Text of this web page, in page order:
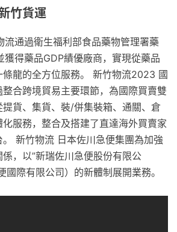
竹貨運
流通過衛生福利部食品藥物管理署藥
獲得藥品GDP績優廠商，實現從藥品
龍的全方位服務。 新竹物流2023 國
合跨境貿易主要環節，為國際買賣雙
貨、集貨、裝/併集裝箱、通關、倉
服務，整合及搭建了直達海外買賣家
新竹物流 日本佐川急便集團為加強
，以”新瑞佐川急便股份有限公
國際有限公司）的新體制展開業務。